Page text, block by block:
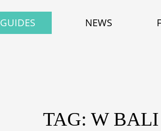
GUIDES NEWS
TAG: W